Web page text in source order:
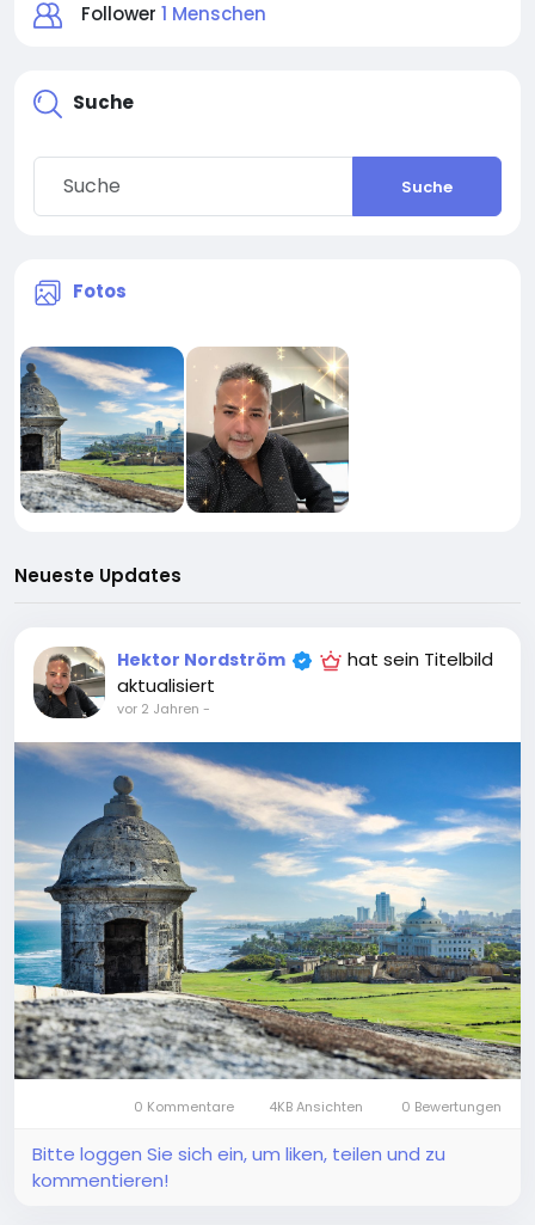
Follower 1 Menschen
Suche
Suche
Fotos
Neueste Updates
Hektor Nordström
hat sein Titelbild
aktualisiert
vor 2 Jahren -
0 Kommentare 4KB Ansichten 0 Bewertungen
Bitte loggen Sie sich ein, um liken, teilen und zu
kommentieren!